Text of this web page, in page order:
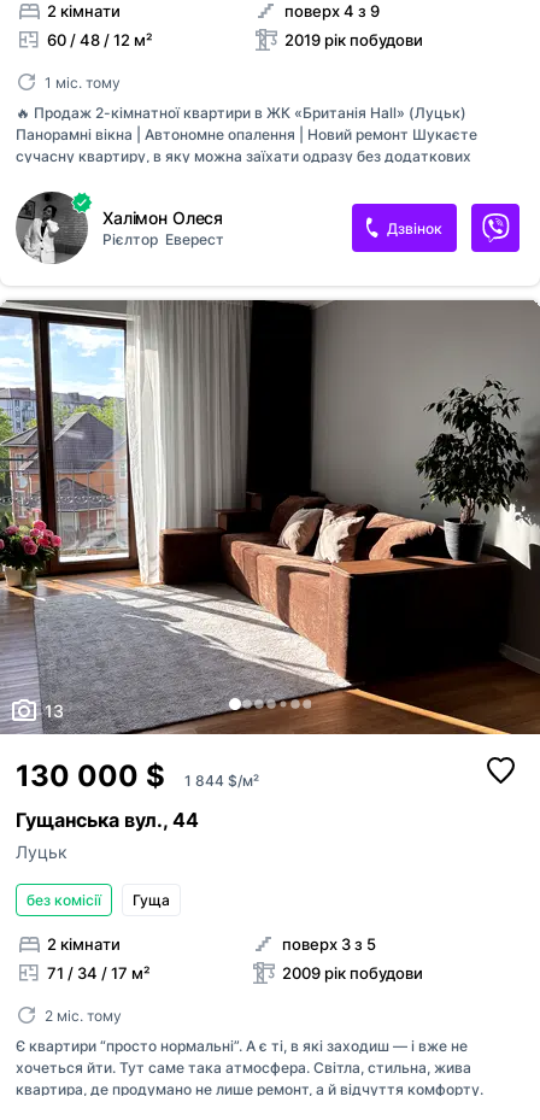
2 кімнати
60 / 48 / 12 м²
поверх 4 з 9
2019 рік побудови
1 міс. тому
🔥 Продаж 2-кімнатної квартири в ЖК «Британія Hall» (Луцьк)
Панорамні вікна | Автономне опалення | Новий ремонт Шукаєте
сучасну квартиру, в яку можна заїхати одразу без додаткових
кухня-вітальня з панорамними вікнами та виходом на балкон • Дві
окремі спальні • 4 поверх із 9 🏡 Стан та комфорт: • Свіжий ремонт у
світлих, теплих тонах • Повністю укомплектована меблями та
технікою • Індивідуальне газове опалення — контроль витрат •
Лічильники на всі комунікації 🌿 Житловий комплекс: • Закрита
територія з обмеженим доступом • Ліфт (пасажирський +
вантажний) • Доглянутий двір та дитячий майданчик 📍...
Халімон Олеся
Рієлтор Еверест
Дзвінок
13
130 000 $ 1 844 $/м²
Гущанська вул., 44
Луцьк
без комісії Гуща
2 кімнати
71 / 34 / 17 м²
поверх 3 з 5
2009 рік побудови
2 міс. тому
Є квартири “просто нормальні”. А є ті, в які заходиш — і вже не
хочеться йти. Тут саме така атмосфера. Світла, стильна, жива
квартира, де продумано не лише ремонт, а й відчуття комфорту.